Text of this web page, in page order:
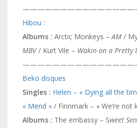
Hibou :
Albums : Arctic Monkeys – AM /
MBV/ Kurt Vile – Wakin on a Pretty
Beko disques
Singles : Helen – « Dying all the
« Mend » / Finnmark – « We’re not
Albums : The embassy – Sweet